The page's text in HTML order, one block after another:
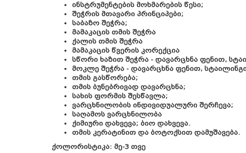
ინსტრუმენტების მოხმარების წესი;
შეჭრის მთავარი პრინციპები;
საბაზო შეჭრა;
მამაკაცის თმის შეჭრა
ქალის თმის შეჭრა
მამაკაცის წვერის კორექცია
სწორი ხაზით შეჭრა - დავარცხნა ფენით,
მოკლე შეჭრა - დავარცხნა ფენით,
თმის გასწორება;
თმის ბუნებრივად დავარცხნა;
სახის ფორმის შესწავლა;
ვარცხნილობის ინდივიდუალური შერჩევა;
საღამოს ვარცხნილობა
ქიმიური დახვევა; ბიო დახვევა.
თმის კერატინით და ბოტოქსით დამუშავება.
ქოლორისტიკა: მე-3 თვე